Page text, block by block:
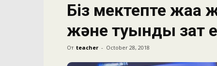
Біз мектепте жаңа
және туынды зат
От teacher - October 28, 2018